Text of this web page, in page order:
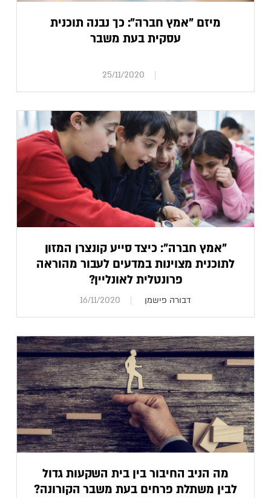
מיזם "אמץ חברה": כך נבנה תוכנית
עסקית בעת משבר
25/11/2020
"אמץ חברה": כיצד סייע קונצרן המזון
לתוכנית מצוינות במדעים לעבור מהוראה
פרונטלית לאונליין?
דבורה פישמן 16/11/2020
מה הניב החיבור בין בית השקעות גדול
לבין משתלת פרחים בעת משבר הקורונה?